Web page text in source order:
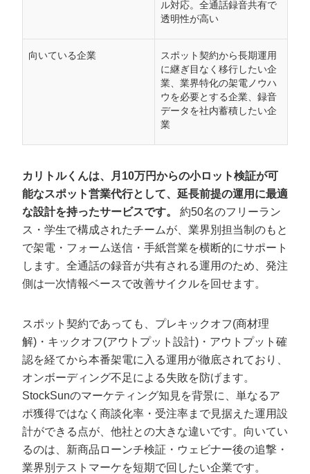
ル対応。全通話録音共有で
透明性が高い
向いている企業
スポット契約から長期運用
に継ぎ目なく移行したい企
業、業界特化の架電ノウハ
ウを必要とする企業、録音
データを社内蓄積したい企
業
カリトルくんは、月10万円からの小ロット検証が可
能なスポット営業代行として、延長前提の運用に最適
な設計を持ったサービスです。
約50名のフリーラン
ス・学生で構成されたチームが、業界別担当制のもと
で架電・フォーム送信・手紙営業を横断的にサポート
します。全通話の録音が共有される運用のため、発注
側は一次情報ベースで改善サイクルを回せます。
スポット契約であっても、プレキックオフ(商材理
解)・キックオフ(アウトプット設計)・アウトプット確
認を経てから本番架電に入る運用が徹底されており、
オンボーディング不足による失敗を防げます。
StockSunのマーケティング知見を背景に、単なるア
ポ獲得ではなく商談化率・受注率まで見据えた運用設
計ができる点が、他社との大きな違いです。向いてい
るのは、新商品ローンチ検証・ウェビナー後の追撃・
業界別テストマーケを短期で回したい企業です。